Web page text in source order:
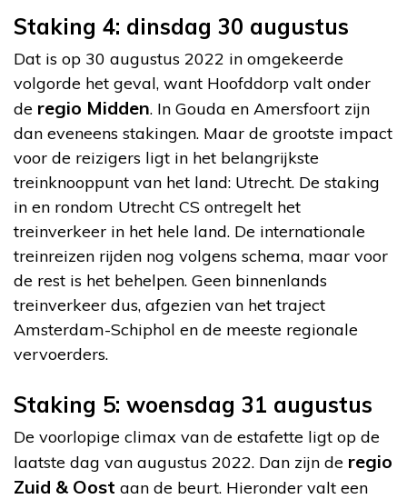
Staking 4: dinsdag 30 augustus
Dat is op 30 augustus 2022 in omgekeerde
volgorde het geval, want Hoofddorp valt onder
de regio Midden. In Gouda en Amersfoort zijn
dan eveneens stakingen. Maar de grootste impact
voor de reizigers ligt in het belangrijkste
treinknooppunt van het land: Utrecht. De staking
in en rondom Utrecht CS ontregelt het
treinverkeer in het hele land. De internationale
treinreizen rijden nog volgens schema, maar voor
de rest is het behelpen. Geen binnenlands
treinverkeer dus, afgezien van het traject
Amsterdam-Schiphol en de meeste regionale
vervoerders.
Staking 5: woensdag 31 augustus
De voorlopige climax van de estafette ligt op de
laatste dag van augustus 2022. Dan zijn de regio
Zuid & Oost aan de beurt. Hieronder valt een